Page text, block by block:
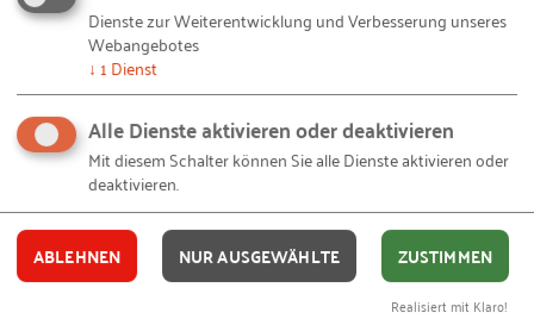
NACHNAME
FIRMA (OPTIONAL)
ANSCHRIFT
Dienste zur Weiterentwicklung und Verbesserung unseres
Webangebotes
↓ 1 Dienst
Alle Dienste aktivieren oder deaktivieren
Mit diesem Schalter können Sie alle Dienste aktivieren oder
deaktivieren.
ABLEHNEN NUR AUSGEWÄHLTE ZUSTIMMEN
Realisiert mit Klaro!